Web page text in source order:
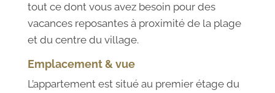
tout ce dont vous avez besoin pour des
vacances reposantes à proximité de la plage
et du centre du village.
Emplacement & vue
L’appartement est situé au premier étage du